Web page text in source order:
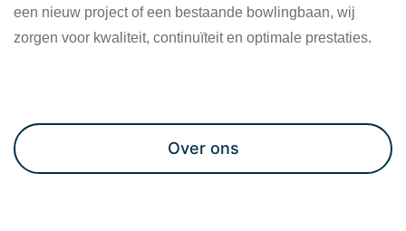
een nieuw project of een bestaande bowlingbaan, wij
zorgen voor kwaliteit, continuïteit en optimale prestaties.
Over ons